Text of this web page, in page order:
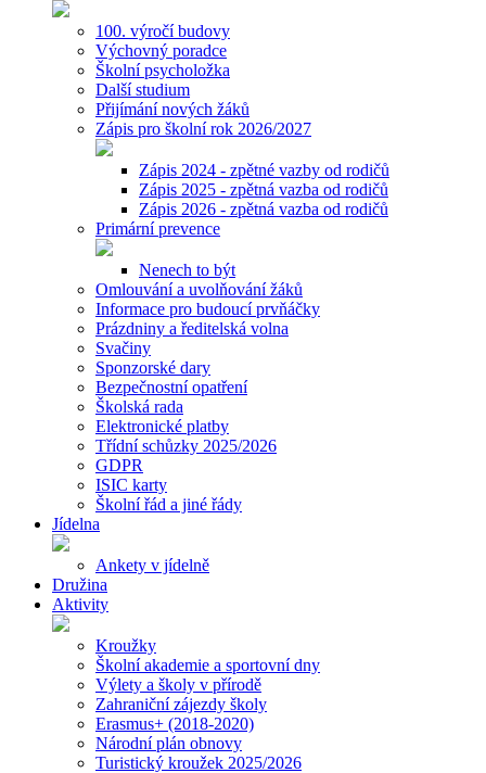
100. výročí budovy
Výchovný poradce
Školní psycholožka
Další studium
Přijímání nových žáků
Zápis pro školní rok 2026/2027
Zápis 2024 - zpětné vazby od rodičů
Zápis 2025 - zpětná vazba od rodičů
Zápis 2026 - zpětná vazba od rodičů
Primární prevence
Nenech to být
Omlouvání a uvolňování žáků
Informace pro budoucí prvňáčky
Prázdniny a ředitelská volna
Svačiny
Sponzorské dary
Bezpečnostní opatření
Školská rada
Elektronické platby
Třídní schůzky 2025/2026
GDPR
ISIC karty
Školní řád a jiné řády
Jídelna
Ankety v jídelně
Družina
Aktivity
Kroužky
Školní akademie a sportovní dny
Výlety a školy v přírodě
Zahraniční zájezdy školy
Erasmus+ (2018-2020)
Národní plán obnovy
Turistický kroužek 2025/2026